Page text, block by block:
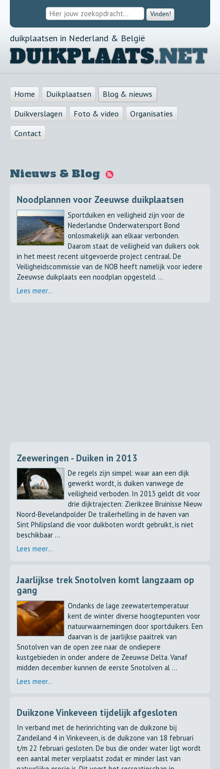
Vinden!
duikplaatsen in Nederland & België
DUIKPLAATS.NET
Home Duikplaatsen
Blog & nieuws
Duikverslagen
Foto & video
Organisaties
Contact
Nieuws & Blog
Noodplannen voor Zeeuwse duikplaatsen
Sportduiken en veiligheid zijn voor de
Nederlandse Onderwatersport Bond
onlosmakelijk aan elkaar verbonden.
Daarom staat de veiligheid van duikers ook
in het meest recent uitgevoerde project centraal. De
Veiligheidscommissie van de NOB heeft namelijk voor iedere
Zeeuwse duikplaats een noodplan opgesteld. ...
Lees meer...
Zeeweringen - Duiken in 2013
De regels zijn simpel: waar aan een dijk
gewerkt wordt, is duiken vanwege de
veiligheid verboden. In 2013 geldt dit voor
drie dijktrajecten: Zierikzee Bruinisse Nieuw
Noord-Bevelandpolder De trailerhelling in de haven van
Sint Philipsland die voor duikboten wordt gebruikt, is niet
beschikbaar ...
Lees meer...
Jaarlijkse trek Snotolven komt langzaam op
gang
Ondanks de lage zeewatertemperatuur
kent de winter diverse hoogtepunten voor
natuurwaarnemingen door sportduikers. Een
daarvan is de jaarlijkse paaitrek van
Snotolven van de open zee naar de ondiepere
kustgebieden in onder andere de Zeeuwse Delta. Vanaf
midden december kunnen de eerste Snotolven al ...
Lees meer...
Duikzone Vinkeveen tijdelijk afgesloten
In verband met de herinrichting van de duikzone bij
Zandeiland 4 in Vinkeveen, is de duikzone van 18 februari
t/m 22 februari gesloten. De bus die onder water ligt wordt
een aantal meter verplaatst zodat er minder last van